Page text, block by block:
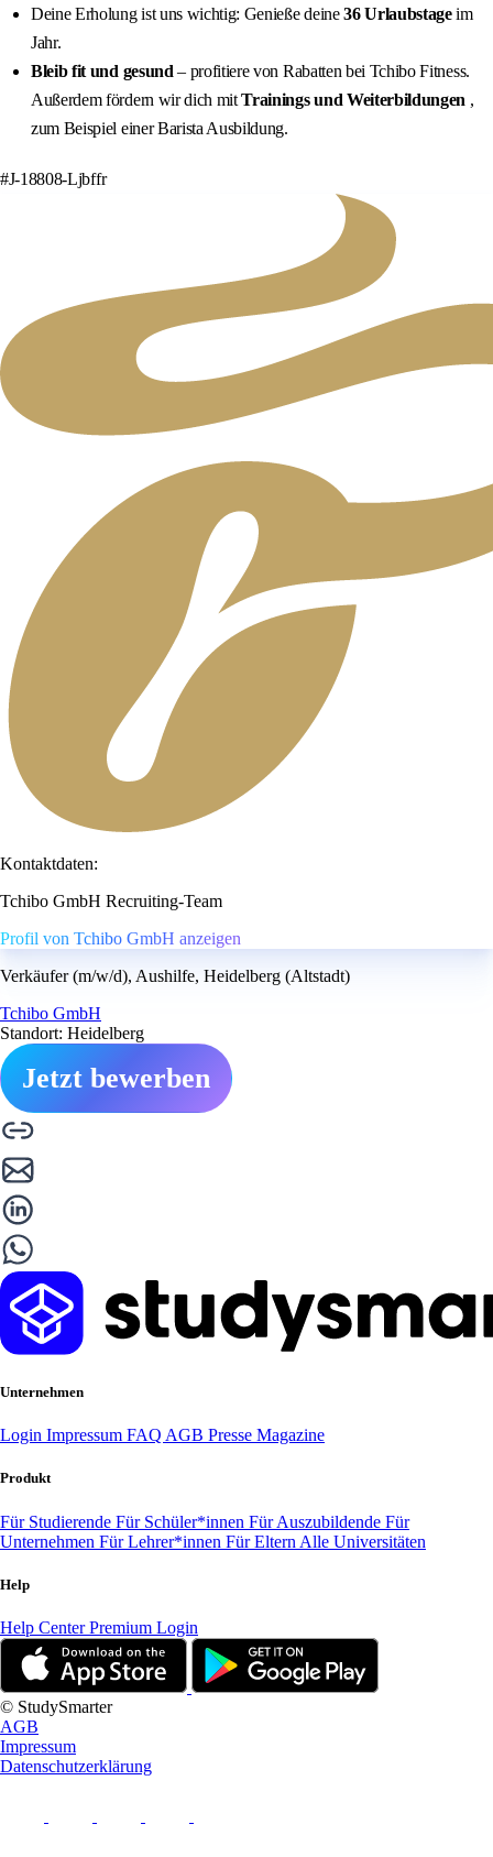
Deine Erholung ist uns wichtig: Genieße deine36 Urlaubstageim
Jahr.
Bleib fit und gesund– profitiere von Rabatten bei Tchibo Fitness.
Außerdem fördern wir dich mitTrainings und Weiterbildungen ,
zum Beispiel einer Barista Ausbildung.
#J-18808-Ljbffr
Kontaktdaten:
Tchibo GmbH Recruiting-Team
Profil von Tchibo GmbH anzeigen
Verkäufer (m/w/d), Aushilfe, Heidelberg (Altstadt)
Tchibo GmbH
Standort: Heidelberg
Jetzt bewerben
Unternehmen
Login Impressum FAQ AGB Presse Magazine
Produkt
Für Studierende Für Schüler*innen Für Auszubildende Für
Unternehmen Für Lehrer*innen Für Eltern Alle Universitäten
Help
Help CenterPremium Login
© StudySmarter
AGB
Impressum
Datenschutzerklärung